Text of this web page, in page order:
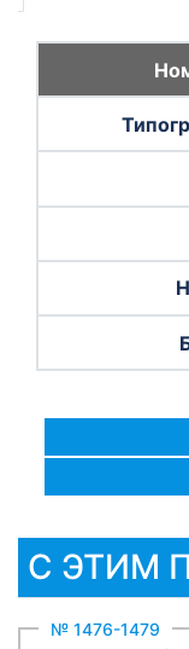
С ЭТИМ
№ 1476-1479